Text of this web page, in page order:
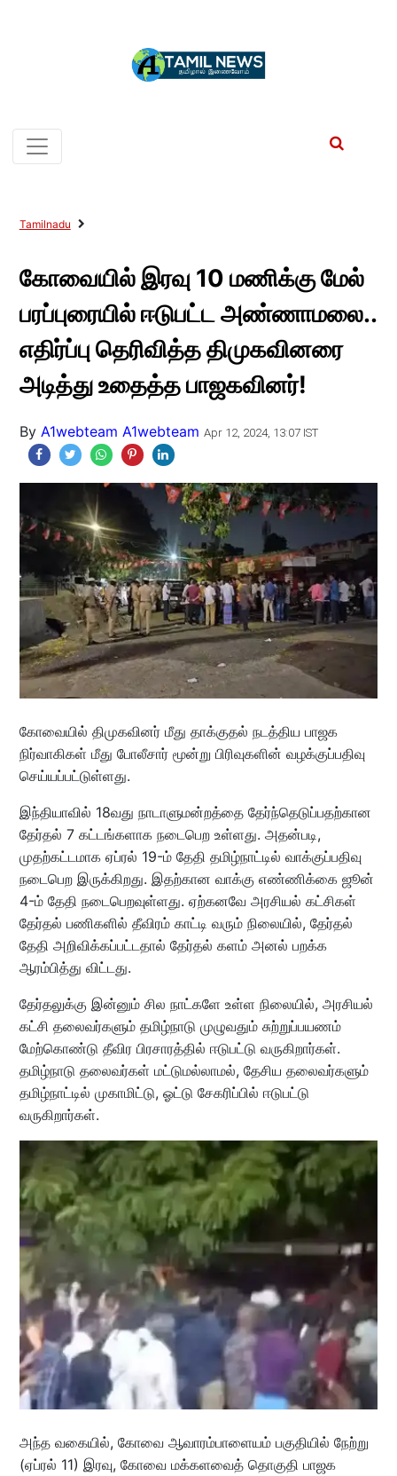
Tamilnadu
கோவையில் இரவு 10 மணிக்கு மேல்
பரப்புரையில் ஈடுபட்ட அண்ணாமலை..
எதிர்ப்பு தெரிவித்த திமுகவினரை
அடித்து உதைத்த பாஜகவினர்!
By A1webteam A1webteam Apr 12, 2024, 13:07 IST
கோவையில் திமுகவினர் மீது தாக்குதல் நடத்திய பாஜக
நிர்வாகிகள் மீது போலீசார் மூன்று பிரிவுகளின் வழக்குப்பதிவு
செய்யப்பட்டுள்ளது.
இந்தியாவில் 18வது நாடாளுமன்றத்தை தேர்ந்தெடுப்பதற்கான
தேர்தல் 7 கட்டங்களாக நடைபெற உள்ளது. அதன்படி,
முதற்கட்டமாக ஏப்ரல் 19-ம் தேதி தமிழ்நாட்டில் வாக்குப்பதிவு
நடைபெற இருக்கிறது. இதற்கான வாக்கு எண்ணிக்கை ஜூன்
4-ம் தேதி நடைபெறவுள்ளது. ஏற்கனவே அரசியல் கட்சிகள்
தேர்தல் பணிகளில் தீவிரம் காட்டி வரும் நிலையில், தேர்தல்
தேதி அறிவிக்கப்பட்டதால் தேர்தல் களம் அனல் பறக்க
ஆரம்பித்து விட்டது.
தேர்தலுக்கு இன்னும் சில நாட்களே உள்ள நிலையில், அரசியல்
கட்சி தலைவர்களும் தமிழ்நாடு முழுவதும் சுற்றுப்பயணம்
மேற்கொண்டு தீவிர பிரசாரத்தில் ஈடுபட்டு வருகிறார்கள்.
தமிழ்நாடு தலைவர்கள் மட்டுமல்லாமல், தேசிய தலைவர்களும்
தமிழ்நாட்டில் முகாமிட்டு, ஓட்டு சேகரிப்பில் ஈடுபட்டு
வருகிறார்கள்.
அந்த வகையில், கோவை ஆவாரம்பாளையம் பகுதியில் நேற்று
(ஏப்ரல் 11) இரவு, கோவை மக்களவைத் தொகுதி பாஜக